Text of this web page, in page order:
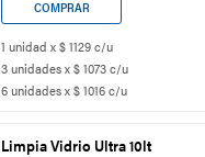
1 unidad x $ 1129 c/u
3 unidades x $ 1073 c/u
6 unidades x $ 1016 c/u
Limpia Vidrio Ultra 10lt